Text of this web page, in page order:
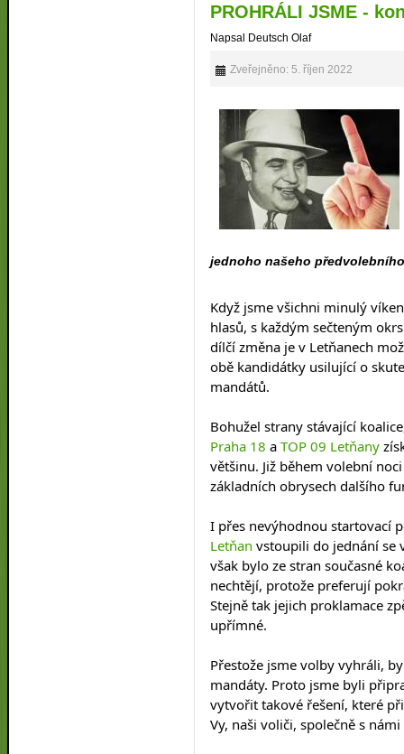
PROHRÁLI JSME -
Napsal Deutsch Olaf
Zveřejněno: 5. říjen 2022
jednoho našeho
Když jsme všichni minulý
hlasů, s každým sečteným
dílčí změna je v Letňanech
obě kandidátky usilující o
mandátů.
Bohužel strany stávající
Praha 18 a TOP 09 Letňany
většinu. Již během volební
základních obrysech dalšího
I přes nevýhodnou startovací
Letňan vstoupili do jednání se
však bylo ze stran současné
nechtějí, protože preferují
Stejně tak jejich proklamace
upřímné.
Přestože jsme volby vyhráli,
mandáty. Proto jsme byli
vytvořit takové řešení, které
Vy, naši voliči, společně s